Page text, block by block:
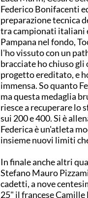
Federico Bonifacenti
preparazione tecnica
tra campionati italiani
Pampana nel fondo,
l'ho vissuto con un
bracciate ho chiuso gli
progetto ereditato, e
immensa. So quanto
ma questa medaglia
riesce a recuperare lo
sui 200 e 400. Si è
Federica è un'atleta
insieme nuovi limiti
In finale anche altri
Stefano Mauro
cadetti, a nove
25" il francese